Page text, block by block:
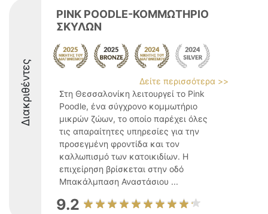
Διακριθέντες
PINK POODLE-ΚΟΜΜΩΤΗΡΙΟ
ΣΚΥΛΩΝ
Δείτε περισσότερα >>
Στη Θεσσαλονίκη λειτουργεί το Pink
Poodle, ένα σύγχρονο κομμωτήριο
μικρών ζώων, το οποίο παρέχει όλες
τις απαραίτητες υπηρεσίες για την
προσεγμένη φροντίδα και τον
καλλωπισμό των κατοικιδίων. Η
επιχείρηση βρίσκεται στην οδό
Μπακάλμπαση Αναστάσιου ...
9.2